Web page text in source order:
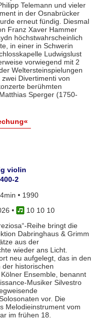
Telemann und vieler
in der Osnabrücker
erneut fündig. Diesmal
Franz Xaver Hammer
höchstwahrscheinlich
in einer in Schwerin
Ludwigslust
vorwiegend mit 2
Weltersteinspielungen
Divertimenti von
berühmten
Sperger (1750-
violin
2
• 1990
•
10 10 10
Reihe bringt die
Dabringhaus & Grimm
aus der
wieder ans Licht.
neu aufgelegt, das in den
historischen
Ensemble, benannt
Musiker Silvestro
vor. Die
Melodieinstrument vom
im frühen 18.